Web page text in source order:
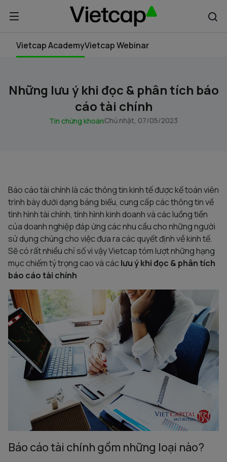
Vietcap AcademyVietcap Webinar
Những lưu ý khi đọc & phân tích báo
cáo tài chính
Tin chứng khoánChủ nhật, 07/05/2023
Báo cáo tài chính là các thông tin kinh tế được kế toán viên
trình bày dưới dạng bảng biểu, cung cấp các thông tin về
tình hình tài chính, tính hình kinh doanh và các luồng tiền
của doanh nghiệp đáp ứng các nhu cầu cho những người
sử dụng chúng cho việc đưa ra các quyết định về kinh tế.
Sẽ có rất nhiều chỉ số vì vậy Vietcap tóm lượt những hạng
mục chiếm tỷ trọng cao và các lưu ý khi đọc & phân tích
báo cáo tài chính
Báo cáo tài chính gồm những loại nào?